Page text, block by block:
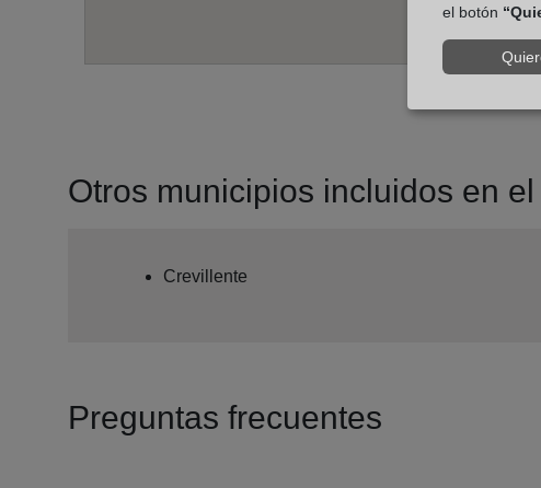
Otros municipios incluidos en
Crevillente
Preguntas frecuentes
el botón